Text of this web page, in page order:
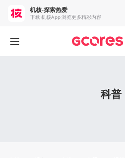
科普
机核-探索热爱
下载 机核App 浏览更多精彩内容